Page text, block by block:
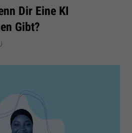
Dir Eine KI
Gibt?